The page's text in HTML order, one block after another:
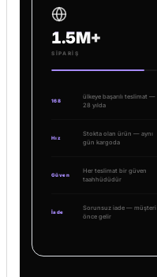
1.5M+
SIPARIŞ
168
ülkeye başarılı teslimat —
28 yılda
Hız
Stokta olan ürün — aynı
gün kargoda
Güven
Her teslimat bir güven
taahhüdüdür
İade
Sorunsuz iade — müşteri
önce gelir